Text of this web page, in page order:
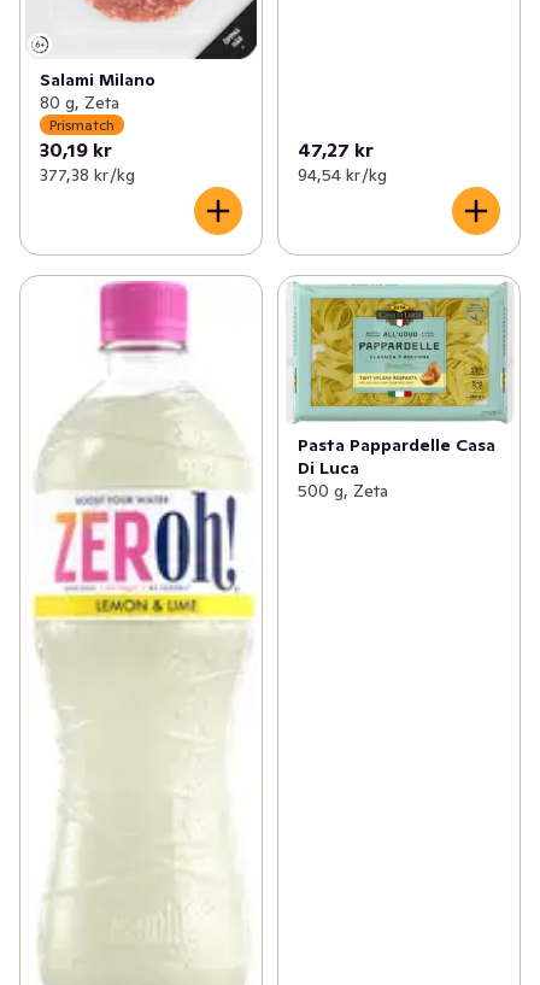
Salami Milano
80 g, Zeta
Prismatch
30,19 kr
377,38 kr /kg
47,27 kr
94,54 kr /kg
Pasta Pappardelle Casa
Di Luca
500 g, Zeta